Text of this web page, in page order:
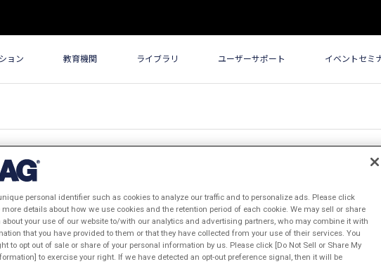
ョン 教育機関 ライブラリ ユーザーサポート イベントセミ
古い順 閲覧数順
personal identifier such as cookies to analyze our traffic and to personalize ads. Please click
more details about how we use cookies and the retention period of each cookie. We may sell or share
your use of our website to/with our analytics and advertising partners, who may combine it with
that you have provided to them or that they have collected from your use of their services. You
to opt out of sale or share of your personal information by us. Please click [Do Not Sell or Share My
to exercise your right. If we have detected an opt-out preference signal, then it will be